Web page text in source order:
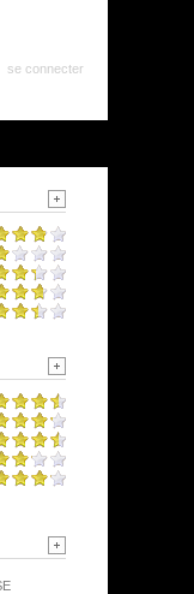
se connecter